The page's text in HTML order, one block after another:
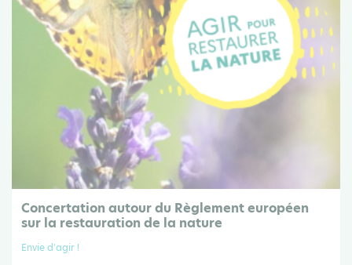
Concertation autour du Règlement européen
sur la restauration de la nature
Envie d'agir !